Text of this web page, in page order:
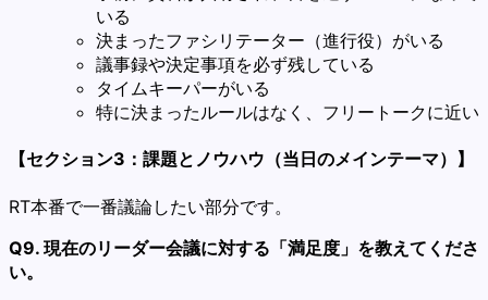
いる
決まったファシリテーター（進行役）がいる
議事録や決定事項を必ず残している
タイムキーパーがいる
特に決まったルールはなく、フリートークに近い
【セクション3：課題とノウハウ（当日のメインテーマ）】
RT本番で一番議論したい部分です。
Q9. 現在のリーダー会議に対する「満足度」を教えてくださ
い。